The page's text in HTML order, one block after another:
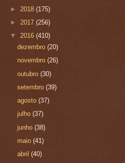
► 2018 (175)
► 2017 (256)
▼ 2016 (410)
dezembro(20)
novembro(26)
outubro(30)
setembro(39)
agosto(37)
julho(37)
junho(38)
maio(41)
abril(40)